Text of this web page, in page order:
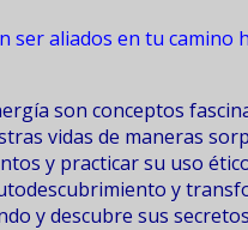
ser aliados en tu camino
son conceptos
vidas de maneras
y practicar su uso
y
y descubre sus